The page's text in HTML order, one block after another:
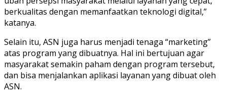
berkualitas dengan memanfaatkan teknologi digital,”
katanya.
Selain itu, ASN juga harus menjadi tenaga “marketing”
atas program yang dibuatnya. Hal ini bertujuan agar
masyarakat semakin paham dengan program tersebut,
dan bisa menjalankan aplikasi layanan yang dibuat oleh
ASN.